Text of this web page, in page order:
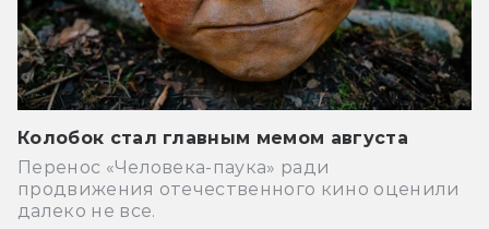
Колобок стал главным мемом августа
Перенос «Человека-паука» ради
продвижения отечественного кино оценили
далеко не все.